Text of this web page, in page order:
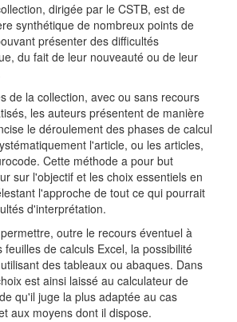
dirigée par le CSTB, est de
synthétique de nombreux points de
présenter des difficultés
du fait de leur nouveauté ou de leur
de la collection, avec ou sans recours
les auteurs présentent de manière
le déroulement des phases de calcul
l'article, ou les articles,
Cette méthode a pour but
sur l'objectif et les choix essentiels en
l'approche de tout ce qui pourrait
d'interprétation.
outre le recours éventuel à
feuilles de calculs Excel, la possibilité
des tableaux ou abaques. Dans
est ainsi laissé au calculateur de
qu'il juge la plus adaptée au cas
aux moyens dont il dispose.